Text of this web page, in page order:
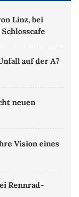
Linz, bei
auf der A7
neuen
Vision eines
Rennrad-